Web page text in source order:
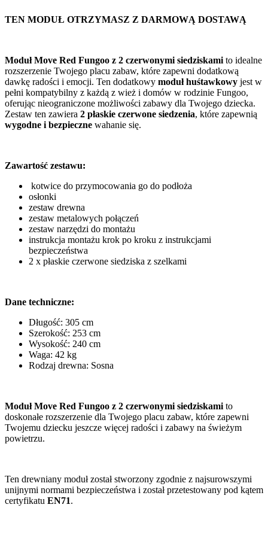
TEN MODUŁ OTRZYMASZ Z DARMOWĄ DOSTAWĄ
Moduł Move Red Fungoo z 2 czerwonymi siedziskami to idealne
rozszerzenie Twojego placu zabaw, które zapewni dodatkową
dawkę radości i emocji. Ten dodatkowy moduł huśtawkowy jest w
pełni kompatybilny z każdą z wież i domów w rodzinie Fungoo,
oferując nieograniczone możliwości zabawy dla Twojego dziecka.
Zestaw ten zawiera 2 płaskie czerwone siedzenia, które zapewnią
wygodne i bezpieczne wahanie się.
Zawartość zestawu:
kotwice do przymocowania go do podłoża
osłonki
zestaw drewna
zestaw metalowych połączeń
zestaw narzędzi do montażu
instrukcja montażu krok po kroku z instrukcjami
bezpieczeństwa
2 x płaskie czerwone siedziska z szelkami
Dane techniczne:
Długość: 305 cm
Szerokość: 253 cm
Wysokość: 240 cm
Waga: 42 kg
Rodzaj drewna: Sosna
Moduł Move Red Fungoo z 2 czerwonymi siedziskami to
doskonałe rozszerzenie dla Twojego placu zabaw, które zapewni
Twojemu dziecku jeszcze więcej radości i zabawy na świeżym
powietrzu.
Ten drewniany moduł został stworzony zgodnie z najsurowszymi
unijnymi normami bezpieczeństwa i został przetestowany pod kątem
certyfikatu EN71.